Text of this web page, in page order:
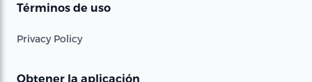
Términos de uso
Privacy Policy
Obtener la aplicación